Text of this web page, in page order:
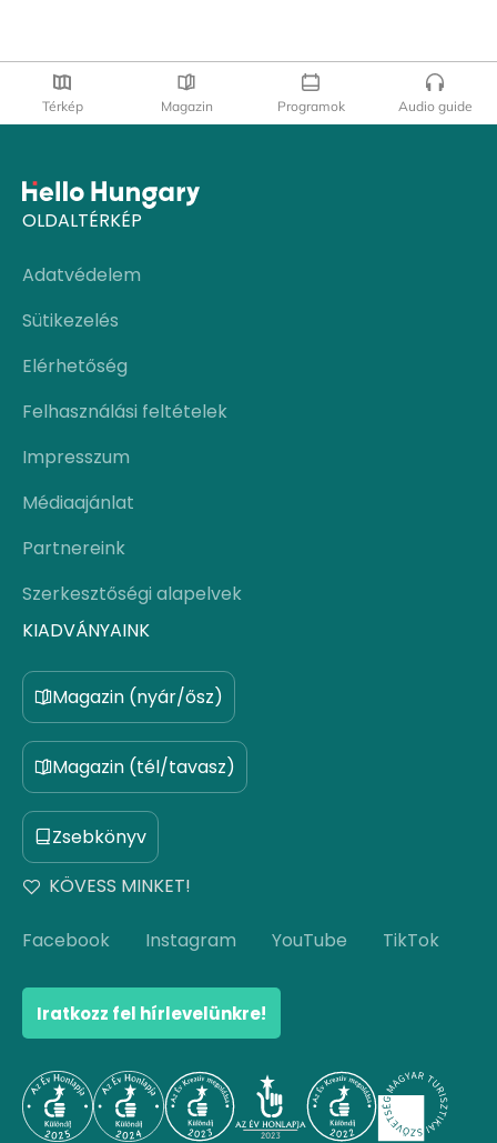
Térkép Magazin Programok Audio guide
OLDALTÉRKÉP
Adatvédelem
Sütikezelés
Elérhetőség
Felhasználási feltételek
Impresszum
Médiaajánlat
Partnereink
Szerkesztőségi alapelvek
KIADVÁNYAINK
Magazin (nyár/ősz)
Magazin (tél/tavasz)
Zsebkönyv
KÖVESS MINKET!
Facebook Instagram YouTube TikTok
Iratkozz fel hírlevelünkre!